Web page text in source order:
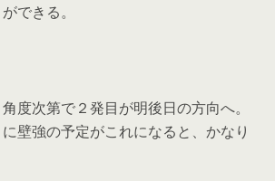
できる。
度次第で２発目が明後日の方向へ。
壁強の予定がこれになると、かなり